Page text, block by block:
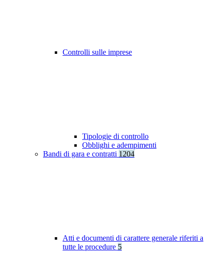
Controlli sulle imprese
Tipologie di controllo
Obblighi e adempimenti
Bandi di gara e contratti 1204
Atti e documenti di carattere generale riferiti a
tutte le procedure 5